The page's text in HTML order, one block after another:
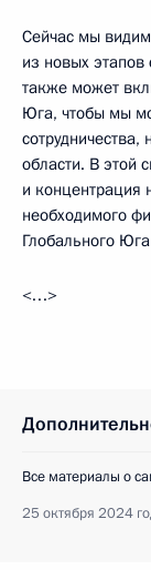
Сейчас мы
из новых
также может
Юга, чтобы мы
области. В этой
и концентрация
необходимого
Глобального
<…>
Все материалы о
25 октября 2024